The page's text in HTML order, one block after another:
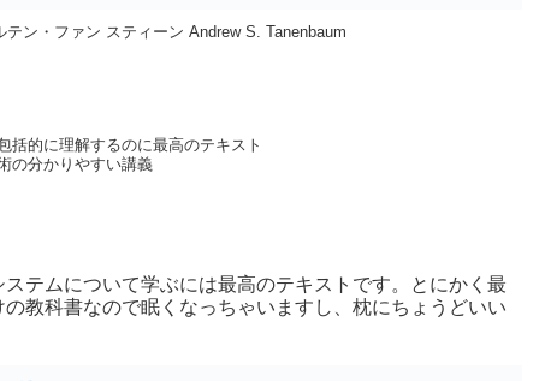
ン・ファン スティーン Andrew S. Tanenbaum
括的に理解するのに最高のテキスト
の分かりやすい講義
テムについて学ぶには最高のテキストです。とにかく最
教科書なので眠くなっちゃいますし、枕にちょうどいい